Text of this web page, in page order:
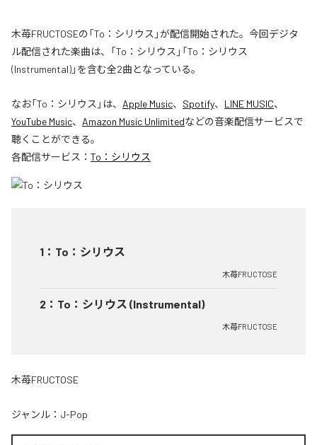
木苺FRUCTOSEの「To：シリウス」が配信開始された。今回デジタ
ル配信された楽曲は、「To：シリウス」「To：シリウス
(Instrumental)」を含む全2曲となっている。
なお「To：シリウス 」は、 Apple Music、 Spotify、 LINE MUSIC、
YouTube Music、 Amazon Music Unlimitedなどの音楽配信サービスで
聴くことができる。
各配信サービス： To：シリウス
1 ： To：シリウス
木苺FRUCTOSE
2 ： To：シリウス (Instrumental)
木苺FRUCTOSE
木苺FRUCTOSE
ジャンル： J-Pop